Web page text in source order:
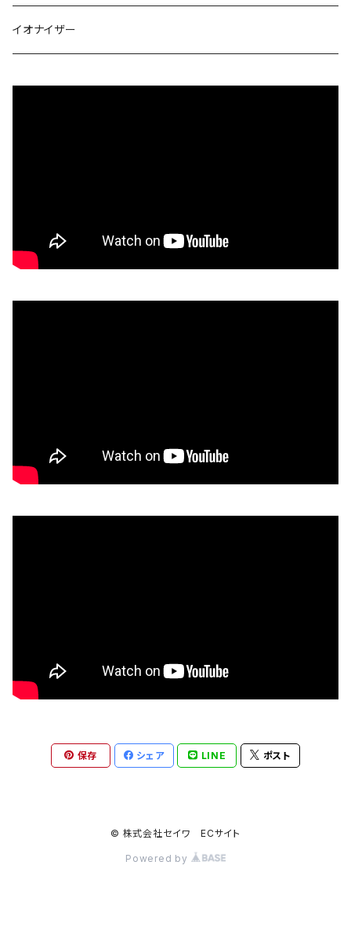
CO2センサー
イオナイザー
保存 シェア LINE ポスト
© 株式会社セイワ ECサイト
Powered by